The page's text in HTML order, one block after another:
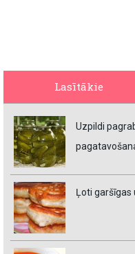
Lasītākie
Uzpildi
Ļoti garšīgas